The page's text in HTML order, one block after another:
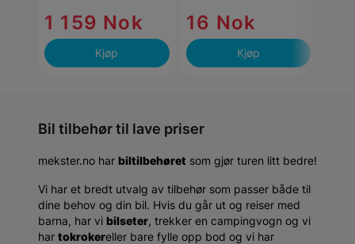
1 159 Nok
Kjøp
16 Nok
Kjøp
Bil tilbehør til lave priser
mekster.no har biltilbehøret som gjør turen litt bedre!
Vi har et bredt utvalg av tilbehør som passer både til
dine behov og din bil. Hvis du går ut og reiser med
barna, har vi bilseter, trekker en campingvogn og vi
har tokrokereller bare fylle opp bod og vi har